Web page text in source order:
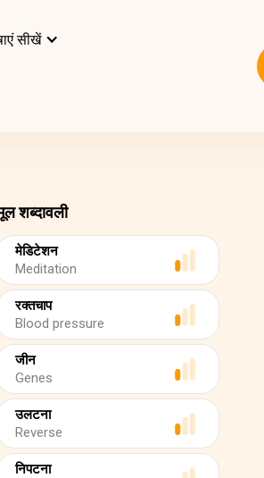
सीखें
शब्दावली
मेडिटेशन
Meditation
रक्तचाप
Blood pressure
जीन
Genes
उलटना
Reverse
निपटना